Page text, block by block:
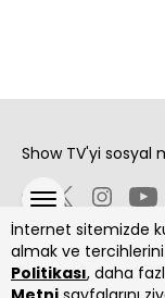
İnternet sitemizde
almak ve
Politikası, daha
Show TV'yi sosyal